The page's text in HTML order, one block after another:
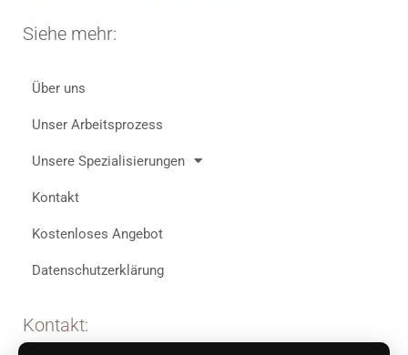
Siehe mehr:
Über uns
Unser Arbeitsprozess
Unsere Spezialisierungen
Kontakt
Kostenloses Angebot
Datenschutzerklärung
Kontakt: